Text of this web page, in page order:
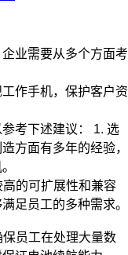
业需要从多个方面考
作手机，保护客户资
考下述建议： 1. 选
方面有多年的经验，
的可扩展性和兼容
足员工的多种需求。
员工在处理大量数